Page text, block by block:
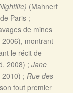
(Mahnert
Paris ;
de mines
montrant
le récit de
2008) ; Jane
; Rue des
tout premier